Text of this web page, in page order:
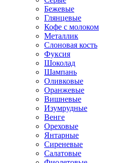
Бежевые
Глянцевые
Кофе с молоком
Металлик
Слоновая кость
Фуксия
Шоколад
Шампань
Оливковые
Оранжевые
Вишневые
Изумрудные
Венге
Ореховые
Янтарные
Сиреневые
Салатовые